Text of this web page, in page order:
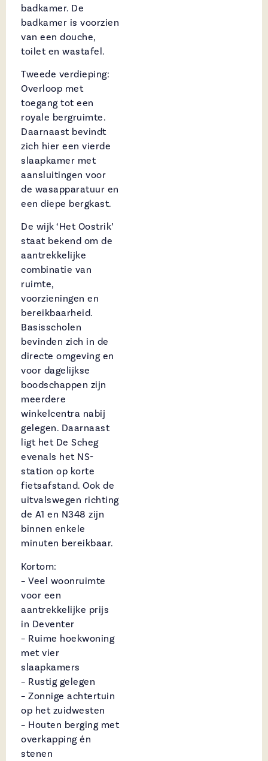
badkamer. De
badkamer is voorzien
van een douche,
toilet en wastafel.
Tweede verdieping:
Overloop met
toegang tot een
royale bergruimte.
Daarnaast bevindt
zich hier een vierde
slaapkamer met
aansluitingen voor
de wasapparatuur en
een diepe bergkast.
De wijk ‘Het Oostrik’
staat bekend om de
aantrekkelijke
combinatie van
ruimte,
voorzieningen en
bereikbaarheid.
Basisscholen
bevinden zich in de
directe omgeving en
voor dagelijkse
boodschappen zijn
meerdere
winkelcentra nabij
gelegen. Daarnaast
ligt het De Scheg
evenals het NS-
station op korte
fietsafstand. Ook de
uitvalswegen richting
de A1 en N348 zijn
binnen enkele
minuten bereikbaar.
Kortom:
– Veel woonruimte
voor een
aantrekkelijke prijs
in Deventer
– Ruime hoekwoning
met vier
slaapkamers
– Rustig gelegen
– Zonnige achtertuin
op het zuidwesten
– Houten berging met
overkapping én
stenen